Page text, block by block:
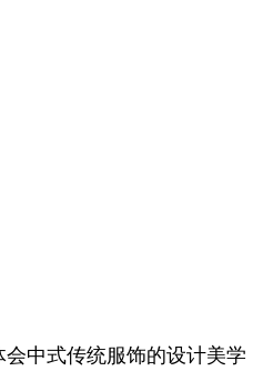
中式传统服饰的设计美学